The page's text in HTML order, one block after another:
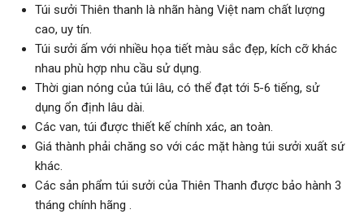
Túi sưởi Thiên thanh là nhãn hàng Việt nam chất lượng
cao, uy tín.
Túi sưởi ấm với nhiều họa tiết màu sắc đẹp, kích cỡ khác
nhau phù hợp nhu cầu sử dụng.
Thời gian nóng của túi lâu, có thể đạt tới 5-6 tiếng, sử
dụng ổn định lâu dài.
Các van, túi được thiết kế chính xác, an toàn.
Giá thành phải chăng so với các mặt hàng túi sưởi xuất sứ
khác.
Các sản phẩm túi sưởi của Thiên Thanh được bảo hành 3
tháng chính hãng .